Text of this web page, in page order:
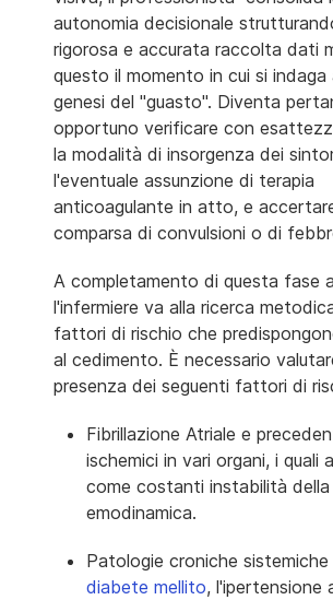
autonomia decisionale
rigorosa e accurata raccolta dati
questo il momento in cui si
genesi del "guasto". Diventa
opportuno verificare con
la modalità di insorgenza dei
l'eventuale assunzione di terapia
anticoagulante in atto, e
comparsa di convulsioni o di
A completamento di questa fase
l'infermiere va alla ricerca
fattori di rischio che
al cedimento. È necessario
presenza dei seguenti fattori di
Fibrillazione Atriale e
ischemici in vari organi, i quali
come costanti instabilità
emodinamica.
Patologie croniche sistemiche
diabete mellito, l'ipertensione